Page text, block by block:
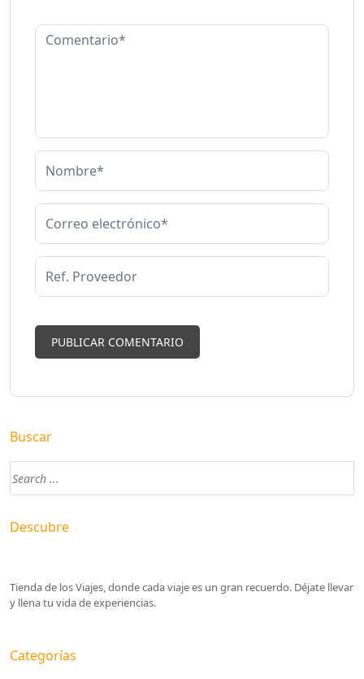
Buscar
Descubre
Tienda de los Viajes, donde cada viaje es un gran recuerdo. Déjate llevar
y llena tu vida de experiencias.
Categorías